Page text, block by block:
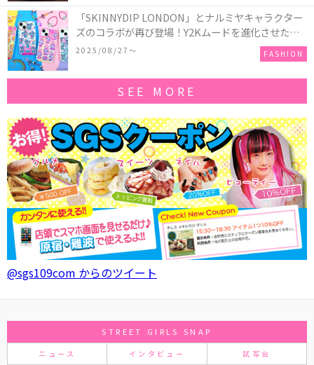
「SKINNYDIP LONDON」とナルミヤキャラクター
ズのコラボが再び登場！Y2Kムードを進化させた新
作コレクションを発売♪
2025/08/27〜 FASHION
SEE MORE
@sgs109com からのツイート
STREET GIRLS SNAP
ニュース インタビュー 試写会